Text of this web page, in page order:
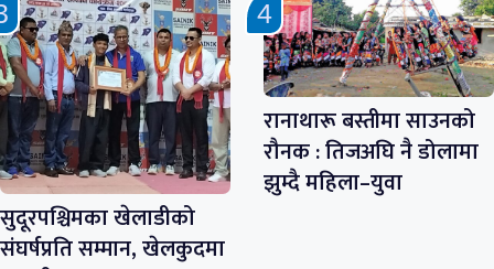
सुदूरपश्चिमका खेलाडीको
संघर्षप्रति सम्मान, खेलकुदमा
रानाथारू बस्तीमा साउनको
रौनक : तिजअघि नै डोलामा
झुम्दै महिला–युवा